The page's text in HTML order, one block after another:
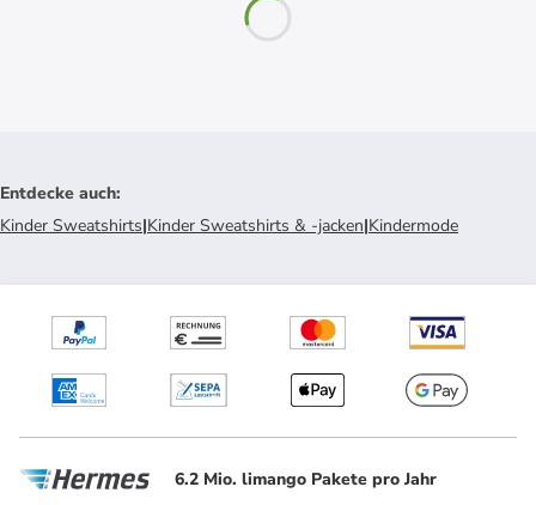
Entdecke auch:
Kinder Sweatshirts|Kinder Sweatshirts & -jacken|Kindermode
6.2 Mio. limango Pakete pro Jahr